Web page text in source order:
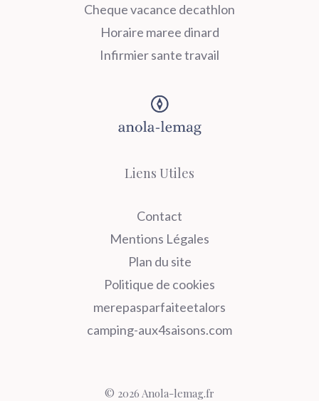
Cheque vacance decathlon
Horaire maree dinard
Infirmier sante travail
Liens Utiles
Contact
Mentions Légales
Plan du site
Politique de cookies
merepasparfaiteetalors
camping-aux4saisons.com
© 2026 Anola-lemag.fr